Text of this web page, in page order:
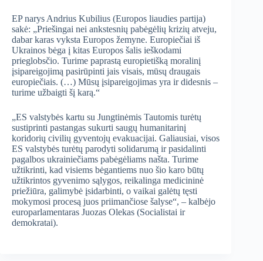
EP narys Andrius Kubilius (Europos liaudies partija)
sakė: „Priešingai nei ankstesnių pabėgėlių krizių atveju,
dabar karas vyksta Europos žemyne. Europiečiai iš
Ukrainos bėga į kitas Europos šalis ieškodami
prieglobsčio. Turime paprastą europietišką moralinį
įsipareigojimą pasirūpinti jais visais, mūsų draugais
europiečiais. (…) Mūsų įsipareigojimas yra ir didesnis –
turime užbaigti šį karą.“
„ES valstybės kartu su Jungtinėmis Tautomis turėtų
sustiprinti pastangas sukurti saugų humanitarinį
koridorių civilių gyventojų evakuacijai. Galiausiai, visos
ES valstybės turėtų parodyti solidarumą ir pasidalinti
pagalbos ukrainiečiams pabėgėliams našta. Turime
užtikrinti, kad visiems bėgantiems nuo šio karo būtų
užtikrintos gyvenimo sąlygos, reikalinga medicininė
priežiūra, galimybė įsidarbinti, o vaikai galėtų tęsti
mokymosi procesą juos priimančiose šalyse“, – kalbėjo
europarlamentaras Juozas Olekas (Socialistai ir
demokratai).